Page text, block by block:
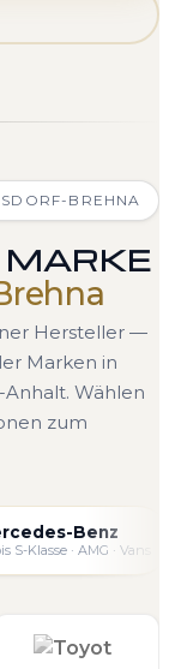
BREHNA
MARKE
Hersteller —
Marken in
Wählen
zum
Benz
S-Klasse · AMG · Vans